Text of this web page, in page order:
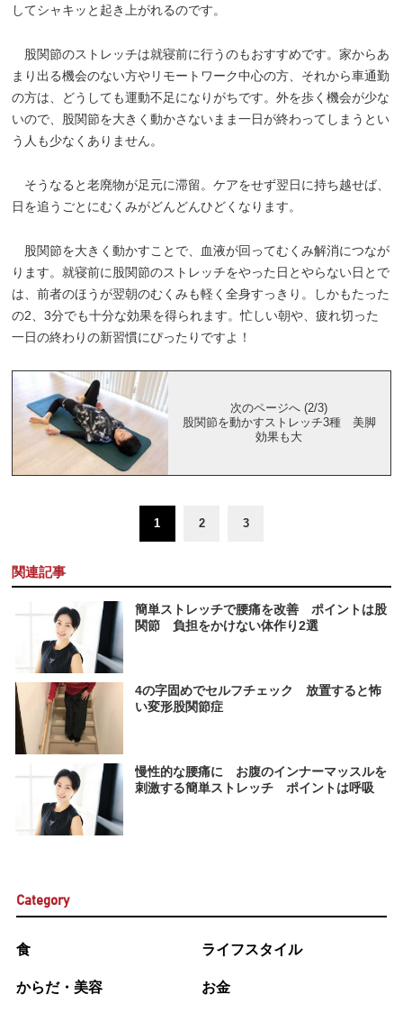
してシャキッと起き上がれるのです。
股関節のストレッチは就寝前に行うのもおすすめです。家からあ
まり出る機会のない方やリモートワーク中心の方、それから車通勤
の方は、どうしても運動不足になりがちです。外を歩く機会が少な
いので、股関節を大きく動かさないまま一日が終わってしまうとい
う人も少なくありません。
そうなると老廃物が足元に滞留。ケアをせず翌日に持ち越せば、
日を追うごとにむくみがどんどんひどくなります。
股関節を大きく動かすことで、血液が回ってむくみ解消につなが
ります。就寝前に股関節のストレッチをやった日とやらない日とで
は、前者のほうが翌朝のむくみも軽く全身すっきり。しかもたった
の2、3分でも十分な効果を得られます。忙しい朝や、疲れ切った
一日の終わりの新習慣にぴったりですよ！
次のページへ (2/3)
股関節を動かすストレッチ3種 美脚
効果も大
1 2 3
関連記事
簡単ストレッチで腰痛を改善 ポイントは股
関節 負担をかけない体作り2選
4の字固めでセルフチェック 放置すると怖
い変形股関節症
慢性的な腰痛に お腹のインナーマッスルを
刺激する簡単ストレッチ ポイントは呼吸
Category
食 ライフスタイル
からだ・美容 お金